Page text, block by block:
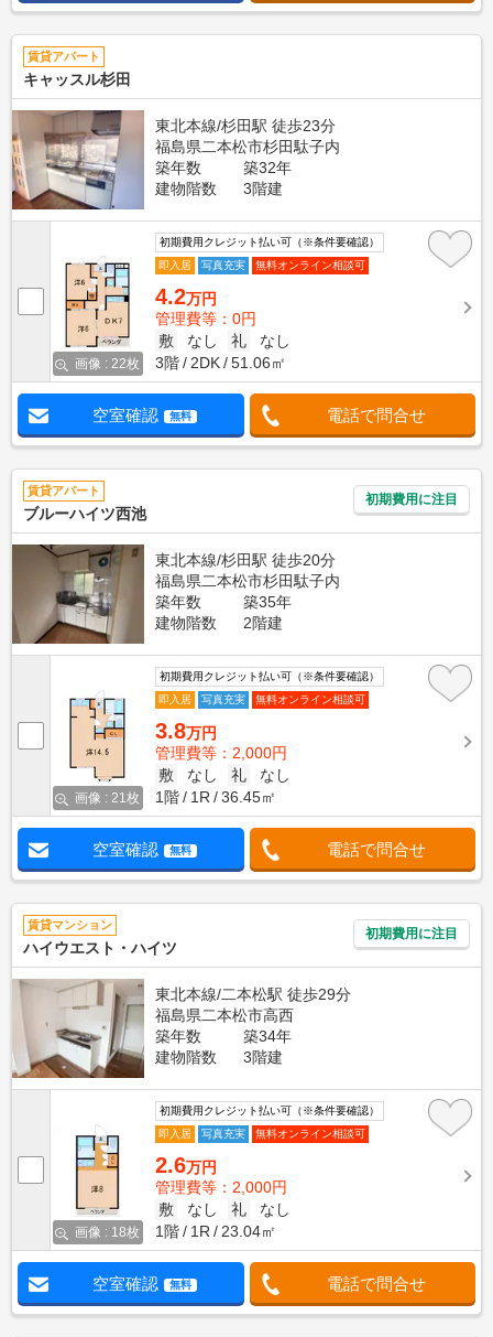
賃貸アパート
キャッスル杉田
東北本線/杉田駅 徒歩23分
福島県二本松市杉田駄子内
築年数
築32年
建物階数
3階建
画像 : 22枚
初期費用クレジット払い可（※条件要確認）
即入居
写真充実 無料オンライン相談可
4.2万円
管理費等：0円
敷
なし 礼
なし
3階
2DK 51.06㎡
空室確認 無料 電話で問合せ
賃貸アパート
ブルーハイツ西池
初期費用に注目
東北本線/杉田駅 徒歩20分
福島県二本松市杉田駄子内
築年数
築35年
建物階数
2階建
画像 : 21枚
初期費用クレジット払い可（※条件要確認）
即入居
写真充実 無料オンライン相談可
3.8万円
管理費等：2,000円
敷
なし 礼
なし
1階
1R 36.45㎡
空室確認 無料 電話で問合せ
賃貸マンション
ハイウエスト・ハイツ
初期費用に注目
東北本線/二本松駅 徒歩29分
福島県二本松市高西
築年数
築34年
建物階数
3階建
画像 : 18枚
初期費用クレジット払い可（※条件要確認）
即入居
写真充実 無料オンライン相談可
2.6万円
管理費等：2,000円
敷
なし 礼
なし
1階
1R 23.04㎡
空室確認 無料 電話で問合せ